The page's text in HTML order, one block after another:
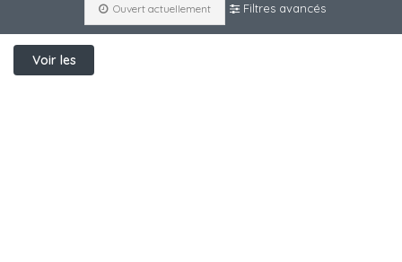
Ouvert actuellement Filtres avancés
Voir les